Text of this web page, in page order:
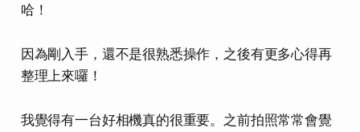
哈！
因為剛入手，還不是很熟悉操作，之後有更多心得再
整理上來囉！
我覺得有一台好相機真的很重要。之前拍照常常會覺